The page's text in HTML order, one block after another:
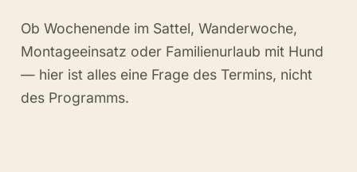
Ob Wochenende im Sattel, Wanderwoche,
Montageeinsatz oder Familienurlaub mit Hund
— hier ist alles eine Frage des Termins, nicht
des Programms.